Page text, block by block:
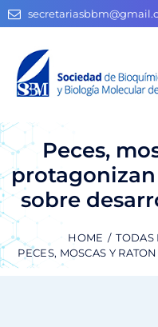
Peces,
sobre
HOME TODAS
PECES, MOSCAS Y